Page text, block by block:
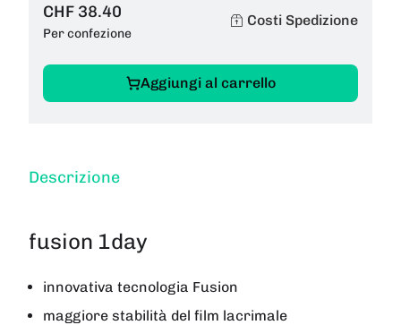
CHF 38.40
Per confezione
Costi Spedizione
Aggiungi al carrello
Descrizione
fusion 1day
innovativa tecnologia Fusion
maggiore stabilità del film lacrimale